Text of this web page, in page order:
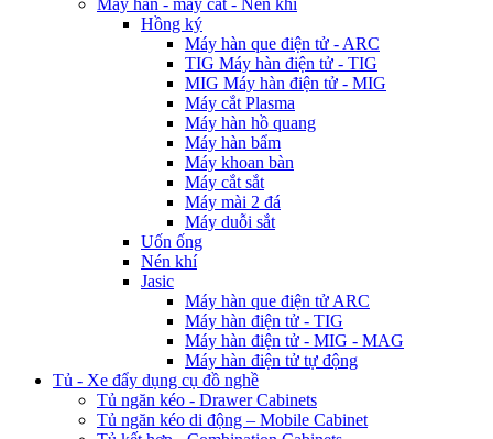
Hồng ký
Máy hàn que điện tử - ARC
TIG Máy hàn điện tử - TIG
MIG Máy hàn điện tử - MIG
Máy cắt Plasma
Máy hàn hồ quang
Máy hàn bẩm
Máy khoan bàn
Máy cắt sắt
Máy mài 2 đá
Máy duỗi sắt
Uốn ống
Nén khí
Jasic
Máy hàn que điện tử ARC
Máy hàn điện tử - TIG
Máy hàn điện tử - MIG - MAG
Máy hàn điện tử tự động
Tủ - Xe đẩy dụng cụ đồ nghề
Tủ ngăn kéo - Drawer Cabinets
Tủ ngăn kéo di động – Mobile Cabinet